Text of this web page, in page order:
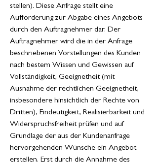
stellen). Diese Anfrage stellt eine
Aufforderung zur Abgabe eines Angebots
durch den Auftragnehmer dar. Der
Auftragnehmer wird die in der Anfrage
beschriebenen Vorstellungen des Kunden
nach bestem Wissen und Gewissen auf
Vollständigkeit, Geeignetheit (mit
Ausnahme der rechtlichen Geeignetheit,
insbesondere hinsichtlich der Rechte von
Dritten), Eindeutigkeit, Realisierbarkeit und
Widerspruchsfreiheit prüfen und auf
Grundlage der aus der Kundenanfrage
hervorgehenden Wünsche ein Angebot
erstellen. Erst durch die Annahme des